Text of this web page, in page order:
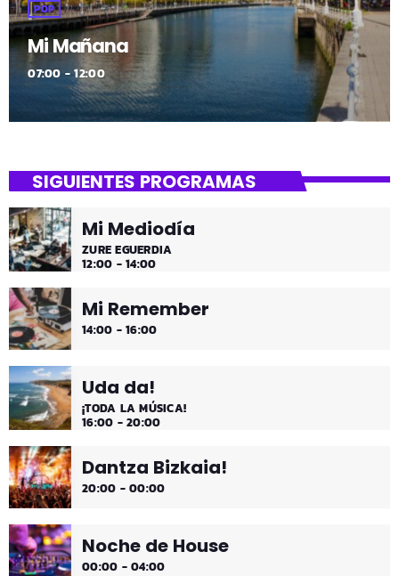
POP
Mi Mañana
07:00 - 12:00
SIGUIENTES PROGRAMAS
Mi Mediodía
ZURE EGUERDIA
12:00 - 14:00
Mi Remember
14:00 - 16:00
Uda da!
¡TODA LA MÚSICA!
16:00 - 20:00
Dantza Bizkaia!
20:00 - 00:00
Noche de House
00:00 - 04:00